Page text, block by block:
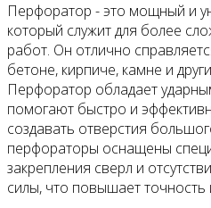
Перфоратор - это мощный и
который служит для более
работ. Он отлично
бетоне, кирпиче, камне и
Перфоратор обладает
помогают быстро и
создавать отверстия
перфораторы оснащены
закрепления сверл и
силы, что повышает точность